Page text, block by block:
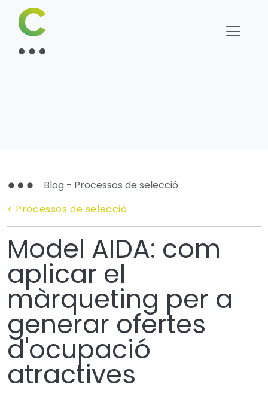
Blog - Processos de selecció
< Processos de selecció
Model AIDA: com
aplicar el
màrqueting per a
generar ofertes
d'ocupació
atractives